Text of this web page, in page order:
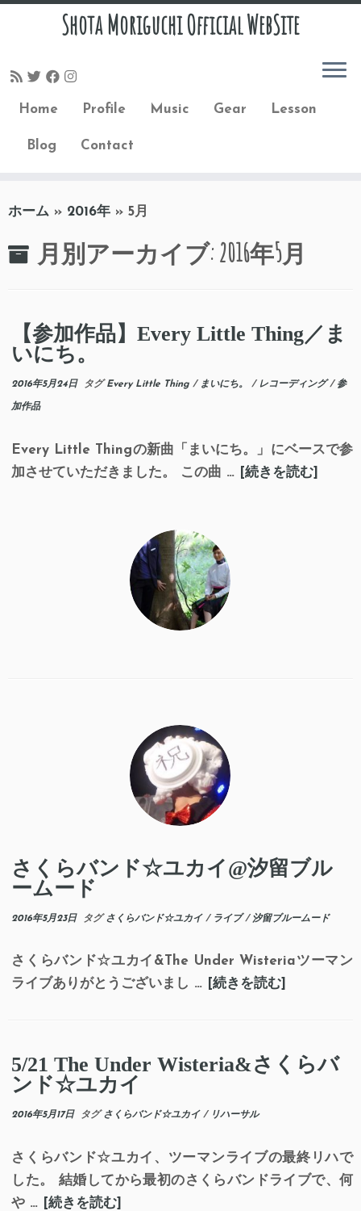
ン
Shota Moriguchi Official WebSite
Home Profile Music Gear Lesson
Blog Contact
ホーム » 2016年 » 5月
月別アーカイブ:2016年5月
【参加作品】Every Little Thing／ま
いにち。
2016年5月24日タグ Every Little Thing/ まいにち。/ レコーディング/ 参
加作品
Every Little Thingの新曲「まいにち。」にベースで参
加させていただきました。 この曲 …
[続きを読む]
さくらバンド☆ユカイ@汐留ブル
ームード
2016年5月23日タグ さくらバンド☆ユカイ/ ライブ/ 汐留ブルームード
さくらバンド☆ユカイ&The Under Wisteriaツーマン
ライブありがとうございまし …
[続きを読む]
5/21 The Under Wisteria&さくらバ
ンド☆ユカイ
2016年5月17日タグ さくらバンド☆ユカイ/ リハーサル
さくらバンド☆ユカイ、ツーマンライブの最終リハで
した。 結婚してから最初のさくらバンドライブで、何
や …
[続きを読む]